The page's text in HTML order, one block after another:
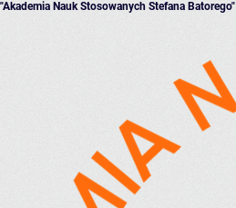
"Akademia Nauk Stosowanych Stefana Batorego"